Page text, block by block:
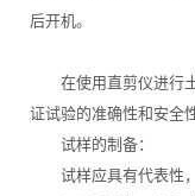
后开机。
在使用直剪仪进行土
证试验的准确性和安全性
试样的制备：
试样应具有代表性，